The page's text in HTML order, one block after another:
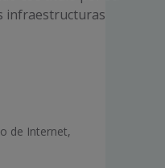
infraestructuras
de Internet,